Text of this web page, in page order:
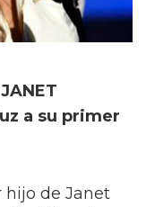
a su primer
hijo de Janet